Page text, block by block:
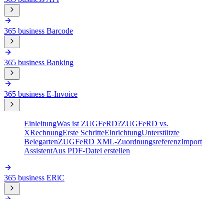
365 business Barcode
365 business Banking
365 business E-Invoice
EinleitungWas ist ZUGFeRD?ZUGFeRD vs.
XRechnungErste SchritteEinrichtungUnterstützte
BelegartenZUGFeRD XML-ZuordnungsreferenzImport
AssistentAus PDF-Datei erstellen
365 business ERiC